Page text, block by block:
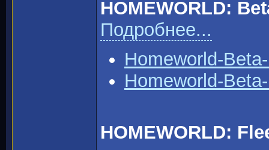
HOMEWORLD:
Подробнее...
Homeworld-
Homeworld-
HOMEWORLD: